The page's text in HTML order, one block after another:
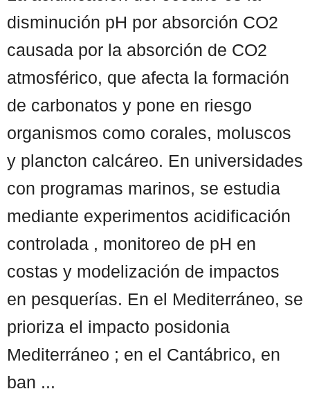
disminución pH por absorción CO2
causada por la absorción de CO2
atmosférico, que afecta la formación
de carbonatos y pone en riesgo
organismos como corales, moluscos
y plancton calcáreo. En universidades
con programas marinos, se estudia
mediante experimentos acidificación
controlada , monitoreo de pH en
costas y modelización de impactos
en pesquerías. En el Mediterráneo, se
prioriza el impacto posidonia
Mediterráneo ; en el Cantábrico, en
ban ...